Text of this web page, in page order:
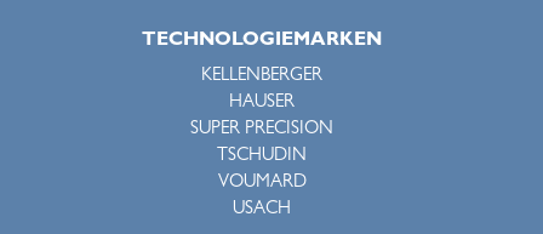
TECHNOLOGIEMARKEN
KELLENBERGER
HAUSER
SUPER PRECISION
TSCHUDIN
VOUMARD
USACH